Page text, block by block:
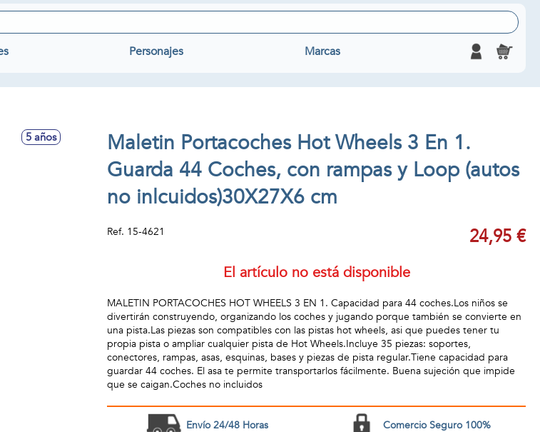
Personajes Marcas
5 años
Maletin Portacoches Hot Wheels 3 En 1.
Guarda 44 Coches, con rampas y Loop (autos
no inlcuidos)30X27X6 cm
Ref. 15-4621 24,95 €
El artículo no está disponible
MALETIN PORTACOCHES HOT WHEELS 3 EN 1. Capacidad para 44 coches.Los niños se
divertirán construyendo, organizando los coches y jugando porque también se convierte en
una pista.Las piezas son compatibles con las pistas hot wheels, asi que puedes tener tu
propia pista o ampliar cualquier pista de Hot Wheels.Incluye 35 piezas: soportes,
conectores, rampas, asas, esquinas, bases y piezas de pista regular.Tiene capacidad para
guardar 44 coches. El asa te permite transportarlos fácilmente. Buena sujeción que impide
que se caigan.Coches no incluidos
Envío 24/48 Horas Comercio Seguro 100%